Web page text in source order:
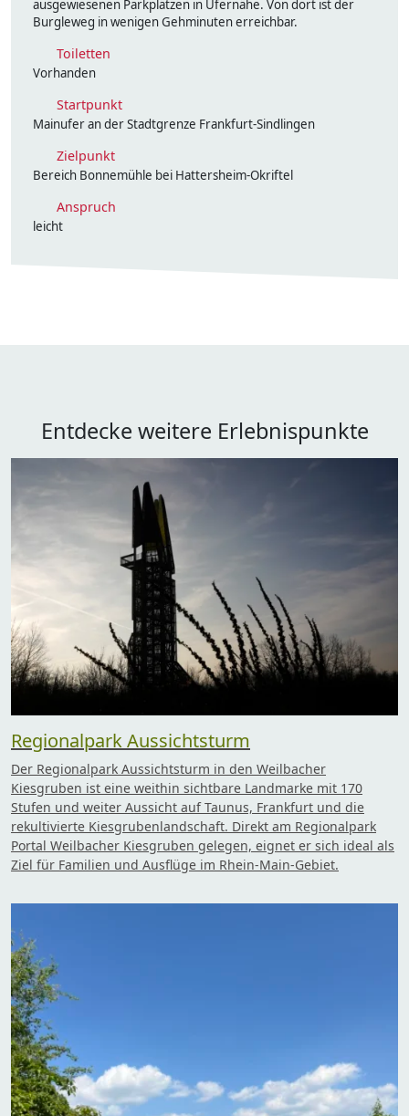
ausgewiesenen Parkplätzen in Ufernähe. Von dort ist der
Burgleweg in wenigen Gehminuten erreichbar.
Toiletten
Vorhanden
Startpunkt
Mainufer an der Stadtgrenze Frankfurt-Sindlingen
Zielpunkt
Bereich Bonnemühle bei Hattersheim-Okriftel
Anspruch
leicht
Entdecke weitere Erlebnispunkte
Regionalpark Aussichtsturm
Der Regionalpark Aussichtsturm in den Weilbacher
Kiesgruben ist eine weithin sichtbare Landmarke mit 170
Stufen und weiter Aussicht auf Taunus, Frankfurt und die
rekultivierte Kiesgrubenlandschaft. Direkt am Regionalpark
Portal Weilbacher Kiesgruben gelegen, eignet er sich ideal als
Ziel für Familien und Ausflüge im Rhein-Main-Gebiet.